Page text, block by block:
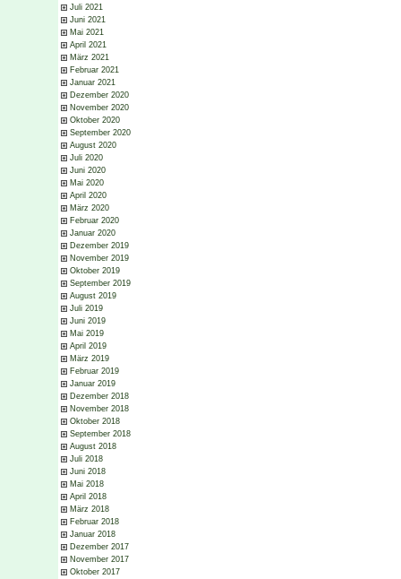
Juli 2021
Juni 2021
Mai 2021
April 2021
März 2021
Februar 2021
Januar 2021
Dezember 2020
November 2020
Oktober 2020
September 2020
August 2020
Juli 2020
Juni 2020
Mai 2020
April 2020
März 2020
Februar 2020
Januar 2020
Dezember 2019
November 2019
Oktober 2019
September 2019
August 2019
Juli 2019
Juni 2019
Mai 2019
April 2019
März 2019
Februar 2019
Januar 2019
Dezember 2018
November 2018
Oktober 2018
September 2018
August 2018
Juli 2018
Juni 2018
Mai 2018
April 2018
März 2018
Februar 2018
Januar 2018
Dezember 2017
November 2017
Oktober 2017